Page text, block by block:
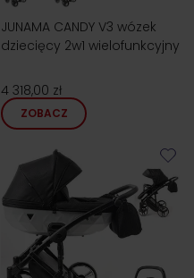
JUNAMA CANDY V3 wózek
dziecięcy 2w1 wielofunkcyjny
4 318,00 zł
ZOBACZ